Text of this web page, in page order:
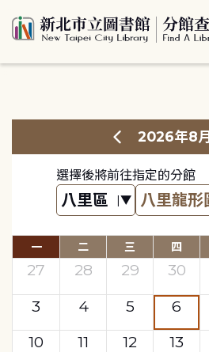
2026年8月
選擇後將前往指定的分館
一 二 三 四
27 28 29 30
3
4 5 6
10
11 12 13